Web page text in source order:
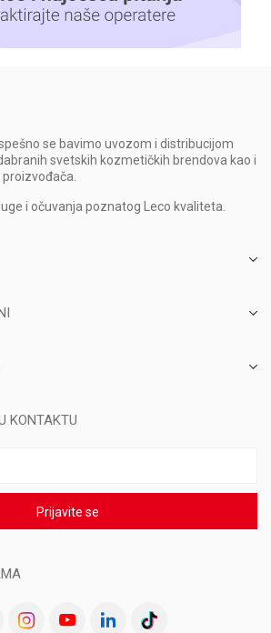
se bavimo uvozom i distribucijom
svetskih kozmetičkih brendova kao i
i očuvanja poznatog Leco kvaliteta.
KONTAKTU
Prijavite se